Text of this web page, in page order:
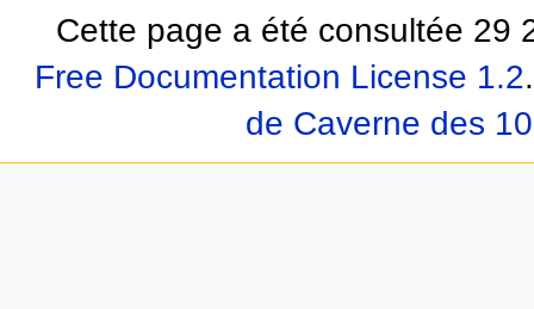
Cette page a été consultée 29
Free Documentation License 1.2.
de Caverne des